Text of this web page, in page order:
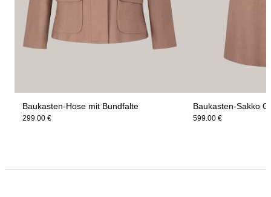
Baukasten-Hose mit Bundfalte
299.00 €
Baukasten-Sakko
599.00 €